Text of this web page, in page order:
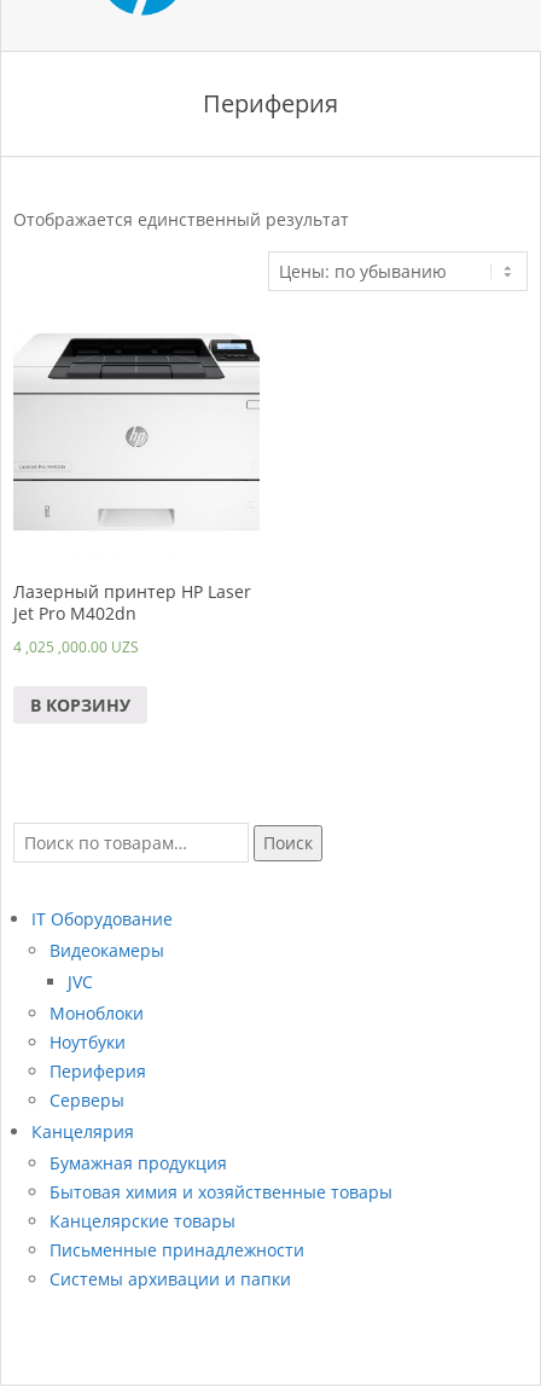
Периферия
Отображается единственный результат
Лазерный принтер HP Laser
Jet Pro M402dn
4 ,025 ,000.00 UZS
В КОРЗИНУ
Искать: Поиск
IT Оборудование
Видеокамеры
JVC
Моноблоки
Ноутбуки
Периферия
Серверы
Канцелярия
Бумажная продукция
Бытовая химия и хозяйственные товары
Канцелярские товары
Письменные принадлежности
Системы архивации и папки